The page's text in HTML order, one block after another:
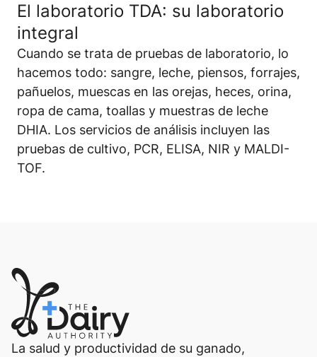
El laboratorio TDA: su laboratorio
integral
Cuando se trata de pruebas de laboratorio, lo
hacemos todo: sangre, leche, piensos, forrajes,
pañuelos, muescas en las orejas, heces, orina,
ropa de cama, toallas y muestras de leche
DHIA. Los servicios de análisis incluyen las
pruebas de cultivo, PCR, ELISA, NIR y MALDI-
TOF.
La salud y productividad de su ganado,